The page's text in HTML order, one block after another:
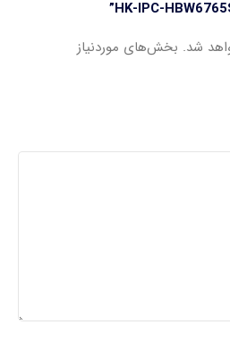
شد. بخش‌های موردنیاز